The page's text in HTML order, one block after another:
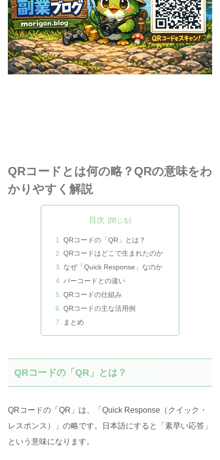
QRコードとは何の略？QRの意味をわ
かりやすく解説
目次
QRコードの「QR」とは？
QRコードはどこで生まれたのか
なぜ「Quick Response」なのか
バーコードとの違い
QRコードの仕組み
QRコードの主な活用例
まとめ
QRコードの「QR」とは？
QRコードの「QR」は、「Quick Response（クイック・
レスポンス）」の略です。日本語にすると「素早い応答」
という意味になります。